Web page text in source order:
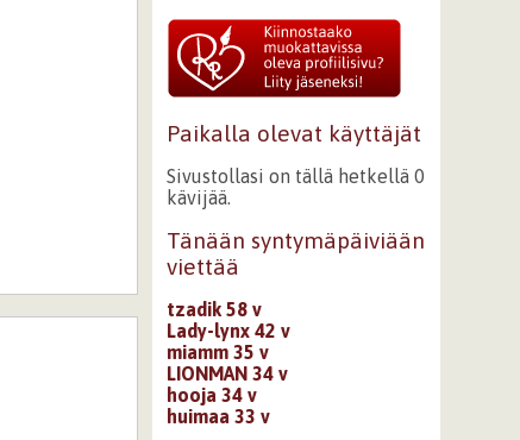
Paikalla olevat käyttäjät
Sivustollasi on tällä hetkellä 0
kävijää.
Tänään syntymäpäiviään
viettää
tzadik 58 v
Lady-lynx 42 v
miamm 35 v
LIONMAN 34 v
hooja 34 v
huimaa 33 v